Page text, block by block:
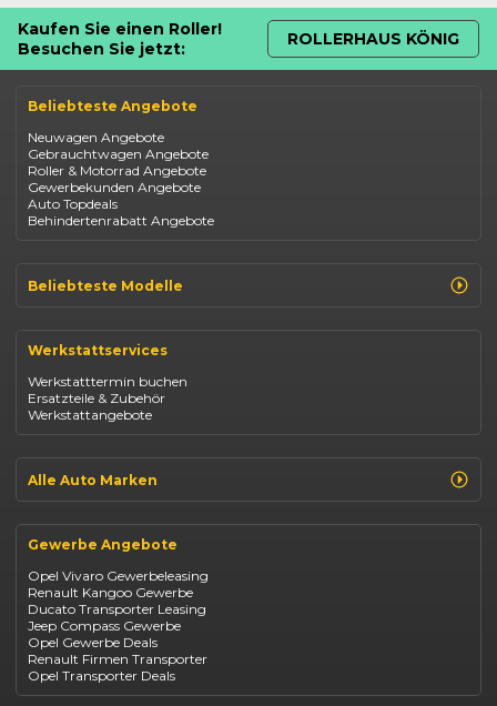
Kaufen Sie einen Roller!
Besuchen Sie jetzt:
ROLLERHAUS KÖNIG
Beliebteste Angebote
Neuwagen Angebote
Gebrauchtwagen Angebote
Roller & Motorrad Angebote
Gewerbekunden Angebote
Auto Topdeals
Behindertenrabatt Angebote
Beliebteste Modelle
Opel Corsa
Fiat 500
Dacia Duster
Dacia Sandero
Jeep Compass
Suzuki Vitara
Suzuki Swift
BYD Seal
Mazda CX-30
Citroen C4
Werkstattservices
Werkstatttermin buchen
Ersatzteile & Zubehör
Werkstattangebote
Alle Auto Marken
Opel
Fiat
Jeep
Suzuki
BYD
Kia
Mazda
Citroën
Abarth
Fiat Professional
Gewerbe Angebote
Opel Vivaro Gewerbeleasing
Renault Kangoo Gewerbe
Ducato Transporter Leasing
Jeep Compass Gewerbe
Opel Gewerbe Deals
Renault Firmen Transporter
Opel Transporter Deals